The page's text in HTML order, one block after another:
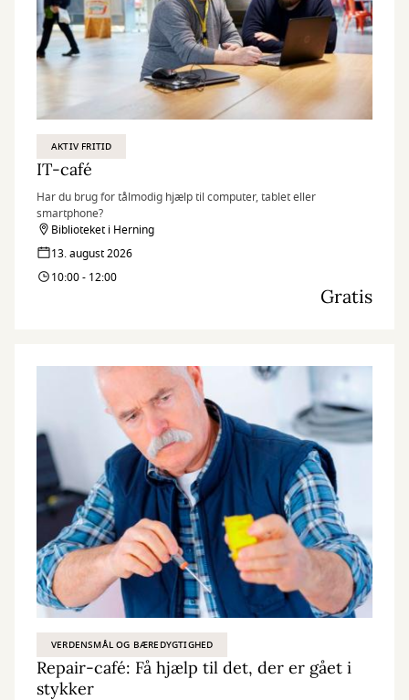
AKTIV FRITID
IT-café
Har du brug for tålmodig hjælp til computer, tablet eller
smartphone?
Biblioteket i Herning
13. august 2026
10:00 - 12:00
Gratis
VERDENSMÅL OG BÆREDYGTIGHED
Repair-café: Få hjælp til det, der er gået i
stykker